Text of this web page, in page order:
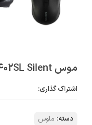
موس Hatron HM402SL Silent
اشتراک گذاری:
دسته: ماوس